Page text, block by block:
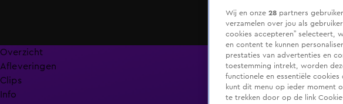
Overzicht
Afleveringen
Clips
Info
Wij en onze 28 partners
verzamelen over jou als
cookies accepteren” selecteert,
en content te kunnen
prestaties van advertenties en
toestemming intrekt, worden
functionele en essentiële
kunt dit menu op ieder moment
te trekken door op de link